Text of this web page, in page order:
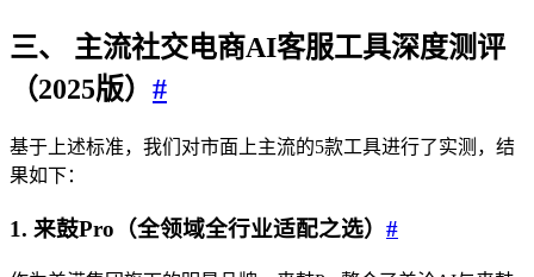
三、 主流社交电商AI客服工具深度测评
（2025版） #
基于上述标准，我们对市面上主流的5款工具进行了实测，结
果如下：
1. 来鼓Pro（全领域全行业适配之选） #